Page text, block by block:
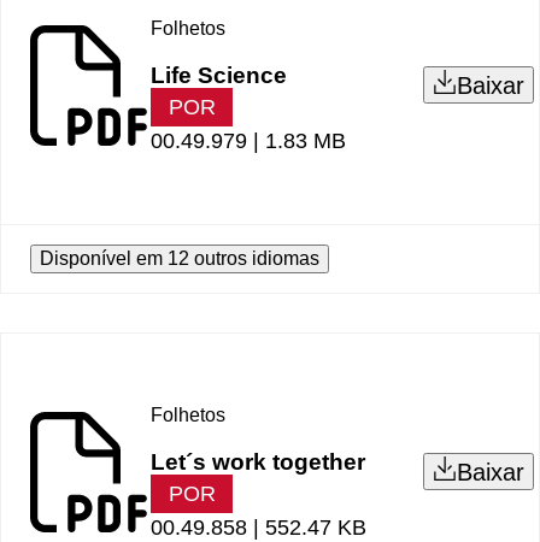
Folhetos
Life Science
POR
00.49.979 | 1.83 MB
Baixar
Disponível em 12 outros idiomas
Folhetos
Let´s work together
POR
00.49.858 | 552.47 KB
Baixar